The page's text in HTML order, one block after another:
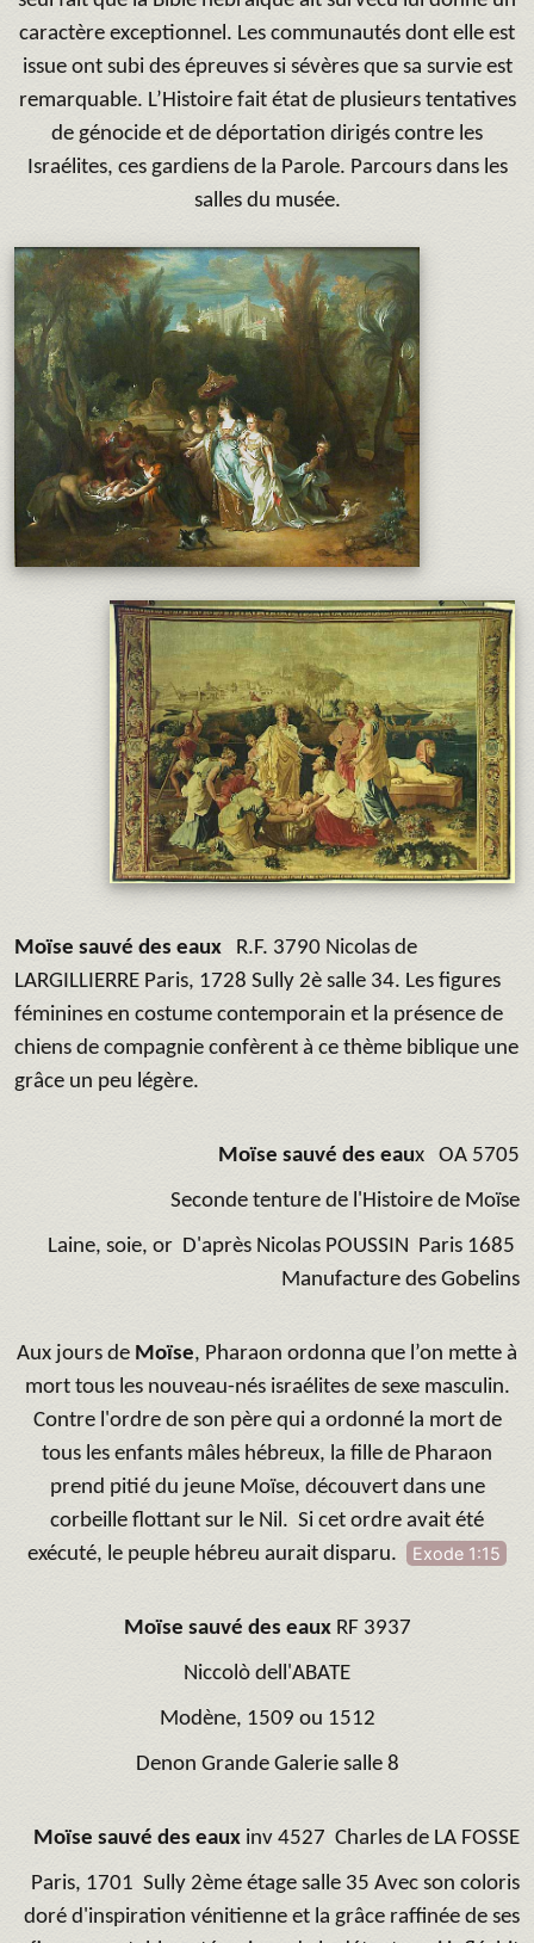
caractère exceptionnel. Les communautés dont elle est
issue ont subi des épreuves si sévères que sa survie est
remarquable. L’Histoire fait état de plusieurs tentatives
de génocide et de déportation dirigés contre les
Israélites, ces gardiens de la Parole. Parcours dans les
salles du musée.
Moïse sauvé des eaux R.F. 3790 Nicolas de
LARGILLIERRE Paris, 1728 Sully 2è salle 34. Les figures
féminines en costume contemporain et la présence de
chiens de compagnie confèrent à ce thème biblique une
grâce un peu légère.
Moïse sauvé des eaux OA 5705
Seconde tenture de l'Histoire de Moïse
Laine, soie, or D'après Nicolas POUSSIN Paris 1685
Manufacture des Gobelins
Aux jours de Moïse, Pharaon ordonna que l’on mette à
mort tous les nouveau-nés israélites de sexe masculin.
Contre l'ordre de son père qui a ordonné la mort de
tous les enfants mâles hébreux, la fille de Pharaon
prend pitié du jeune Moïse, découvert dans une
corbeille flottant sur le Nil. Si cet ordre avait été
exécuté, le peuple hébreu aurait disparu.
Exode 1:15
Moïse sauvé des eauxRF 3937
Niccolò dell'ABATE
Modène, 1509 ou 1512
Denon Grande Galerie salle 8
Moïse sauvé des eaux inv 4527 Charles de LA FOSSE
Paris, 1701 Sully 2ème étage salle 35 Avec son coloris
doré d'inspiration vénitienne et la grâce raffinée de ses